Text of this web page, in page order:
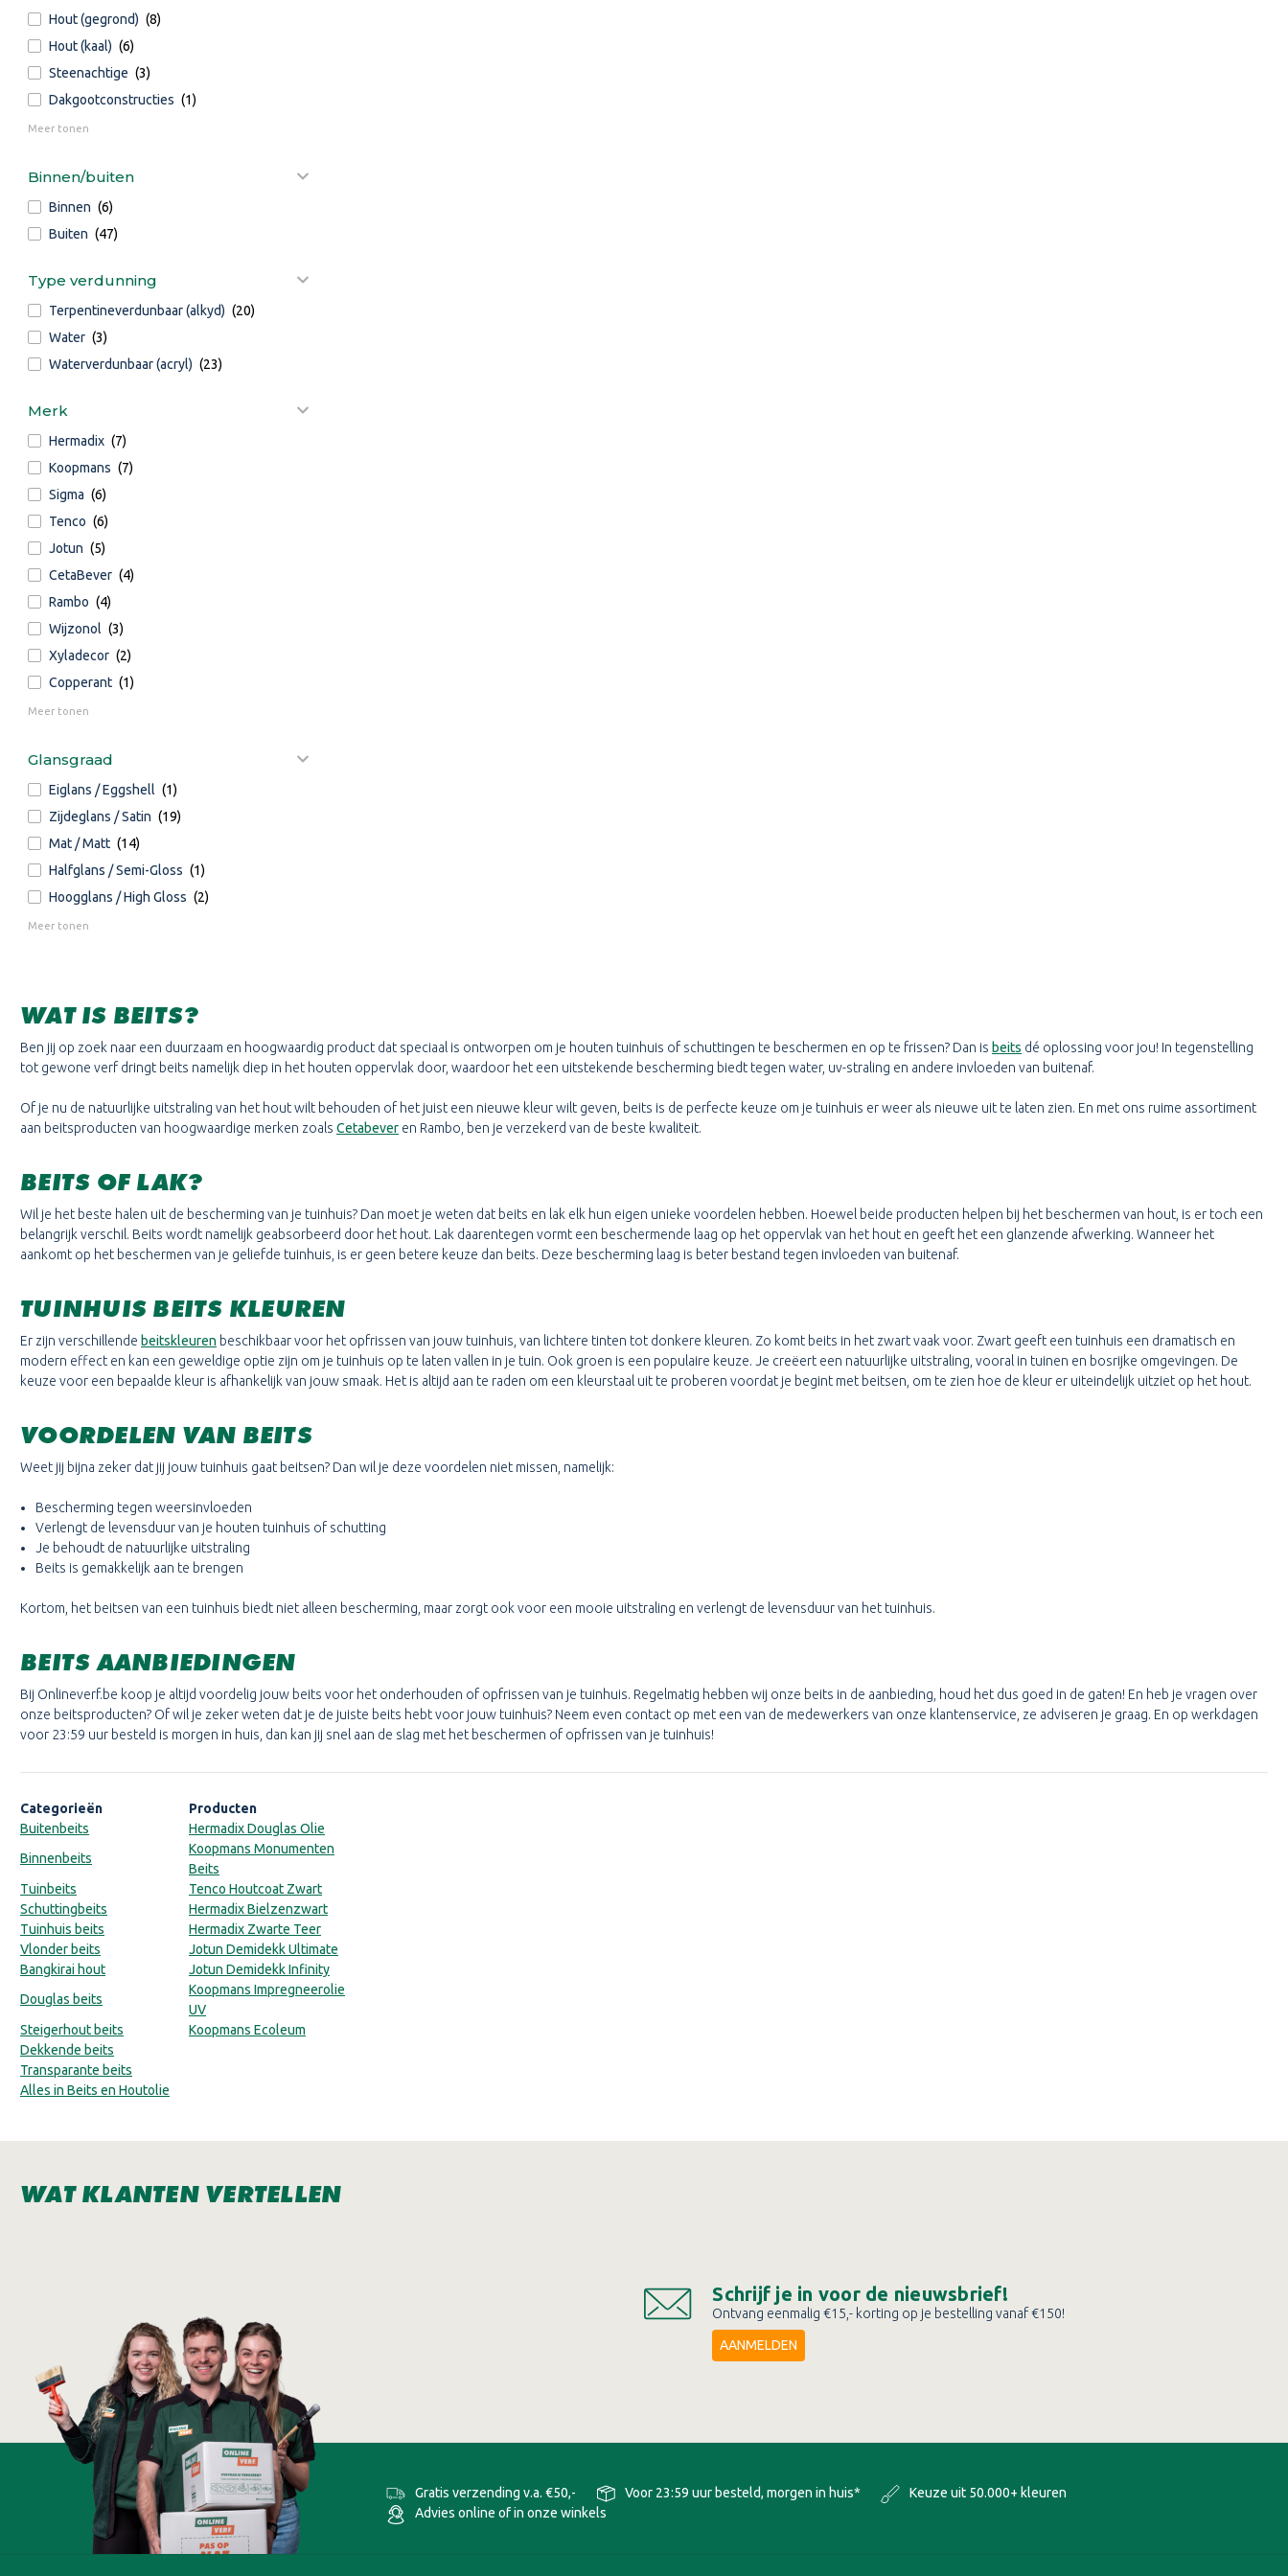
Hout (gegrond) (8)
Hout (kaal) (6)
Steenachtige (3)
Dakgootconstructies (1)
Meer tonen
Binnen/buiten
Binnen (6)
Buiten (47)
Type verdunning
Terpentineverdunbaar (alkyd) (20)
Water (3)
Waterverdunbaar (acryl) (23)
Merk
Hermadix (7)
Koopmans (7)
Sigma (6)
Tenco (6)
Jotun (5)
CetaBever (4)
Rambo (4)
Wijzonol (3)
Xyladecor (2)
Copperant (1)
Meer tonen
Glansgraad
Eiglans / Eggshell (1)
Zijdeglans / Satin (19)
Mat / Matt (14)
Halfglans / Semi-Gloss (1)
Hoogglans / High Gloss (2)
Meer tonen
WAT IS BEITS?
Ben jij op zoek naar een duurzaam en hoogwaardig product dat speciaal is ontworpen om je houten tuinhuis of schuttingen te beschermen en op te frissen? Dan is beits dé oplossing voor jou! In tegenstelling
tot gewone verf dringt beits namelijk diep in het houten oppervlak door, waardoor het een uitstekende bescherming biedt tegen water, uv-straling en andere invloeden van buitenaf.
Of je nu de natuurlijke uitstraling van het hout wilt behouden of het juist een nieuwe kleur wilt geven, beits is de perfecte keuze om je tuinhuis er weer als nieuwe uit te laten zien. En met ons ruime assortiment
aan beitsproducten van hoogwaardige merken zoals Cetabever en Rambo, ben je verzekerd van de beste kwaliteit.
BEITS OF LAK?
Wil je het beste halen uit de bescherming van je tuinhuis? Dan moet je weten dat beits en lak elk hun eigen unieke voordelen hebben. Hoewel beide producten helpen bij het beschermen van hout, is er toch een
belangrijk verschil. Beits wordt namelijk geabsorbeerd door het hout. Lak daarentegen vormt een beschermende laag op het oppervlak van het hout en geeft het een glanzende afwerking. Wanneer het
aankomt op het beschermen van je geliefde tuinhuis, is er geen betere keuze dan beits. Deze bescherming laag is beter bestand tegen invloeden van buitenaf.
TUINHUIS BEITS KLEUREN
Er zijn verschillende beitskleuren beschikbaar voor het opfrissen van jouw tuinhuis, van lichtere tinten tot donkere kleuren. Zo komt beits in het zwart vaak voor. Zwart geeft een tuinhuis een dramatisch en
modern effect en kan een geweldige optie zijn om je tuinhuis op te laten vallen in je tuin. Ook groen is een populaire keuze. Je creëert een natuurlijke uitstraling, vooral in tuinen en bosrijke omgevingen. De
keuze voor een bepaalde kleur is afhankelijk van jouw smaak. Het is altijd aan te raden om een kleurstaal uit te proberen voordat je begint met beitsen, om te zien hoe de kleur er uiteindelijk uitziet op het hout.
VOORDELEN VAN BEITS
Weet jij bijna zeker dat jij jouw tuinhuis gaat beitsen? Dan wil je deze voordelen niet missen, namelijk:
Bescherming tegen weersinvloeden
Verlengt de levensduur van je houten tuinhuis of schutting
Je behoudt de natuurlijke uitstraling
Beits is gemakkelijk aan te brengen
Kortom, het beitsen van een tuinhuis biedt niet alleen bescherming, maar zorgt ook voor een mooie uitstraling en verlengt de levensduur van het tuinhuis.
BEITS AANBIEDINGEN
Bij Onlineverf.be koop je altijd voordelig jouw beits voor het onderhouden of opfrissen van je tuinhuis. Regelmatig hebben wij onze beits in de aanbieding, houd het dus goed in de gaten! En heb je vragen over
onze beitsproducten? Of wil je zeker weten dat je de juiste beits hebt voor jouw tuinhuis? Neem even contact op met een van de medewerkers van onze klantenservice, ze adviseren je graag. En op werkdagen
voor 23:59 uur besteld is morgen in huis, dan kan jij snel aan de slag met het beschermen of opfrissen van je tuinhuis!
Categorieën
Producten
Buitenbeits
Hermadix Douglas Olie
Binnenbeits
Koopmans Monumenten
Beits
Tuinbeits
Tenco Houtcoat Zwart
Schuttingbeits
Hermadix Bielzenzwart
Tuinhuis beits
Hermadix Zwarte Teer
Vlonder beits
Jotun Demidekk Ultimate
Bangkirai hout
Jotun Demidekk Infinity
Douglas beits
Koopmans Impregneerolie
UV
Steigerhout beits
Koopmans Ecoleum
Dekkende beits
Transparante beits
Alles in Beits en Houtolie
WAT KLANTEN VERTELLEN
Schrijf je in voor de nieuwsbrief!
Ontvang eenmalig €15,- korting op je bestelling vanaf €150!
AANMELDEN
Gratis verzending v.a. €50,- Voor 23:59 uur besteld, morgen in huis*
Keuze uit 50.000+ kleuren
Advies online of in onze winkels